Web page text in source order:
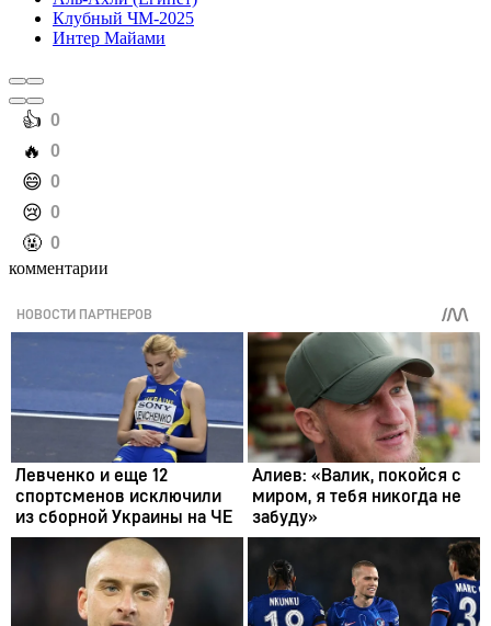
Клубный ЧМ-2025
Интер Майами
️👍 0
️🔥 0
️😄 0
️😢 0
️🤬 0
комментарии